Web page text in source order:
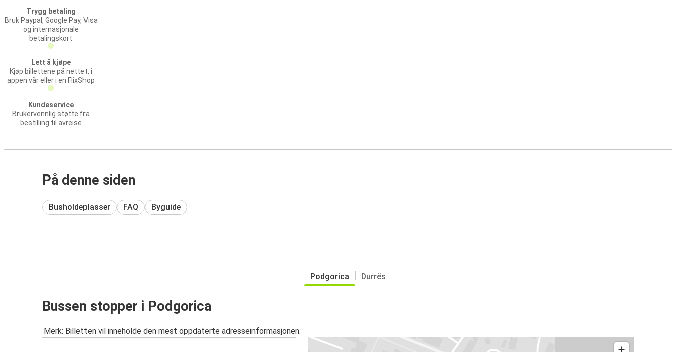
Trygg betaling
Bruk Paypal, Google Pay, Visa
og internasjonale
betalingskort
Lett å kjøpe
Kjøp billettene på nettet, i
appen vår eller i en FlixShop
Kundeservice
Brukervennlig støtte fra
bestilling til avreise
På denne siden
Busholdeplasser FAQ Byguide
Podgorica Durrës
Bussen stopper i Podgorica
Merk: Billetten vil inneholde den mest oppdaterte adresseinformasjonen.